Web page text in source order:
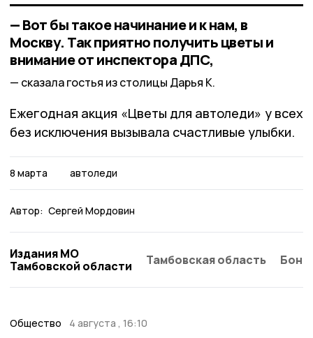
— Вот бы такое начинание и к нам, в
Москву. Так приятно получить цветы и
внимание от инспектора ДПС,
сказала гостья из столицы Дарья К.
Ежегодная акция «Цветы для автоледи» у всех
без исключения вызывала счастливые улыбки.
8 марта автоледи
Автор: Сергей Мордовин
Издания МО
Тамбовской области
Тамбовская область
Общество 4 августа , 16:10